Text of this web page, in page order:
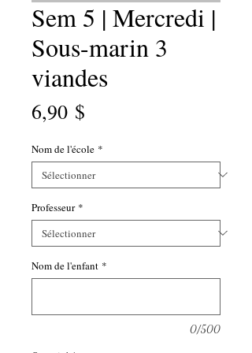
Sem 5 | Mercredi |
Sous-marin 3
viandes
6,90 $
Nom de l'école *
Professeur *
Nom de l'enfant *
0/500